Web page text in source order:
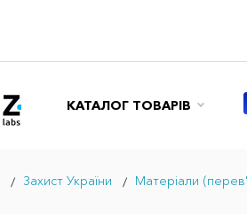
КАТАЛОГ ТОВАРІВ
Захист України Матеріали